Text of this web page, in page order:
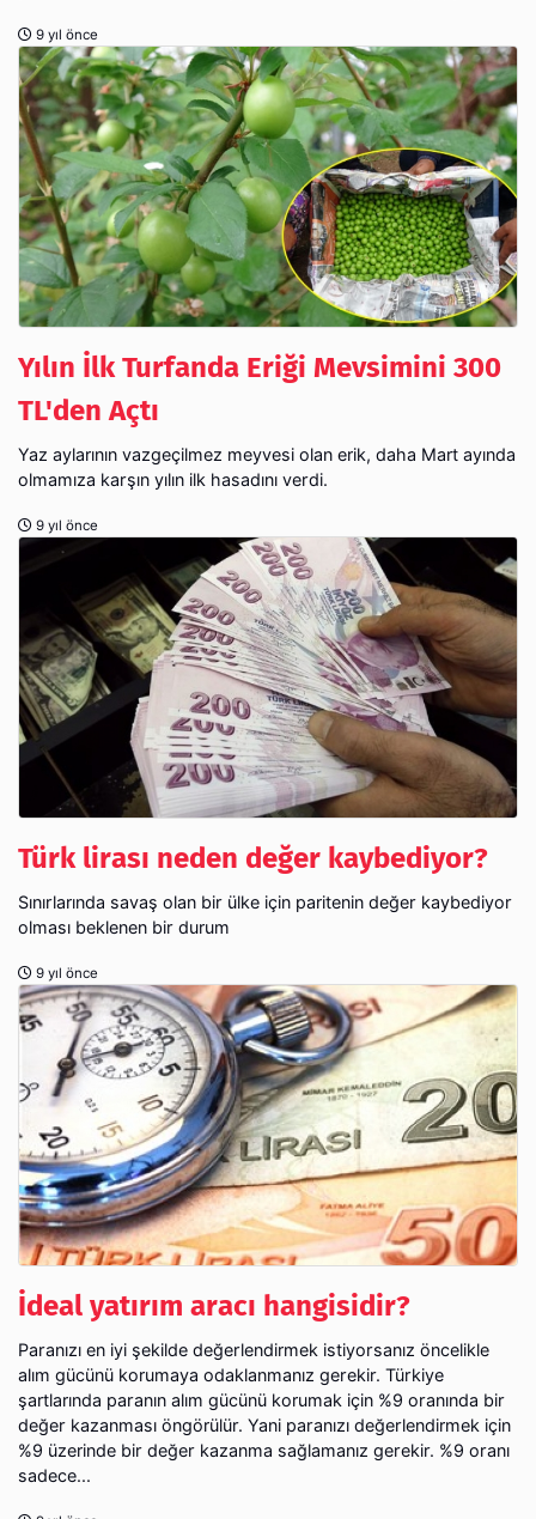
9 yıl önce
Yılın İlk Turfanda Eriği Mevsimini 300
TL'den Açtı
Yaz aylarının vazgeçilmez meyvesi olan erik, daha Mart ayında
olmamıza karşın yılın ilk hasadını verdi.
9 yıl önce
Türk lirası neden değer kaybediyor?
Sınırlarında savaş olan bir ülke için paritenin değer kaybediyor
olması beklenen bir durum
9 yıl önce
İdeal yatırım aracı hangisidir?
Paranızı en iyi şekilde değerlendirmek istiyorsanız öncelikle
alım gücünü korumaya odaklanmanız gerekir. Türkiye
şartlarında paranın alım gücünü korumak için %9 oranında bir
değer kazanması öngörülür. Yani paranızı değerlendirmek için
%9 üzerinde bir değer kazanma sağlamanız gerekir. %9 oranı
sadece...